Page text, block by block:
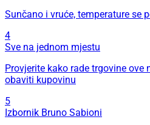
Sunčano i vruće, temperature se
4
Sve na jednom mjestu
Provjerite kako rade trgovine ove
obaviti kupovinu
5
Izbornik Bruno Sabioni